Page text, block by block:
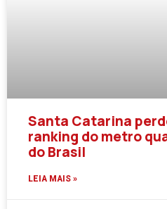
Santa Catarina
ranking do metro
do Brasil
LEIA MAIS »